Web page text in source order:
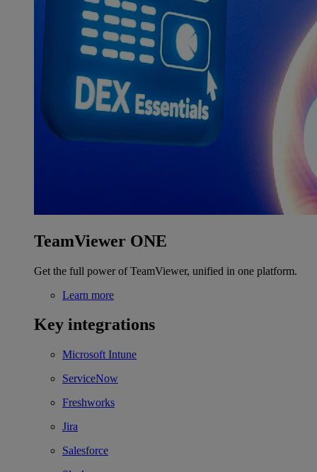
TeamViewer ONE
Get the full power of TeamViewer, unified in one platform.
Learn more
Key integrations
Microsoft Intune
ServiceNow
Freshworks
Jira
Salesforce